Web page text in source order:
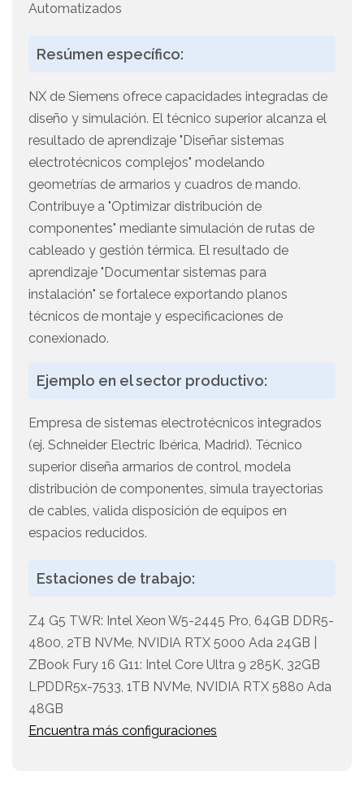
Automatizados
Resúmen específico:
NX de Siemens ofrece capacidades integradas de
diseño y simulación. El técnico superior alcanza el
resultado de aprendizaje "Diseñar sistemas
electrotécnicos complejos" modelando
geometrías de armarios y cuadros de mando.
Contribuye a "Optimizar distribución de
componentes" mediante simulación de rutas de
cableado y gestión térmica. El resultado de
aprendizaje "Documentar sistemas para
instalación" se fortalece exportando planos
técnicos de montaje y especificaciones de
conexionado.
Ejemplo en el sector productivo:
Empresa de sistemas electrotécnicos integrados
(ej. Schneider Electric Ibérica, Madrid). Técnico
superior diseña armarios de control, modela
distribución de componentes, simula trayectorias
de cables, valida disposición de equipos en
espacios reducidos.
Estaciones de trabajo:
Z4 G5 TWR: Intel Xeon W5-2445 Pro, 64GB DDR5-
4800, 2TB NVMe, NVIDIA RTX 5000 Ada 24GB |
ZBook Fury 16 G11: Intel Core Ultra 9 285K, 32GB
LPDDR5x-7533, 1TB NVMe, NVIDIA RTX 5880 Ada
48GB
Encuentra más configuraciones